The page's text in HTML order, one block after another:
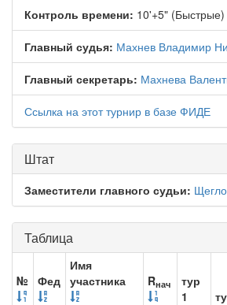
Контроль времени: 10'+5" (Быстрые)
Главный судья: Махнев Владимир
Главный секретарь: Махнева
Ссылка на этот турнир в базе ФИДЕ
Штат
Заместители главного судьи:
Таблица
№ Фед
Имя
участника
Rнач
тур
1